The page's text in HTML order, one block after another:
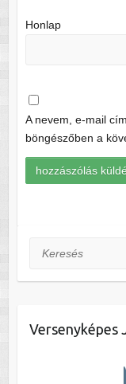
Honlap
A nevem, e-mail
böngészőben a
Keresés
Versenyképes